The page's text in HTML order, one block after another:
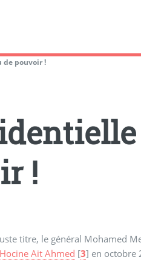
de pouvoir !
!
titre, le général Mohamed
Ait Ahmed [3] en octobre